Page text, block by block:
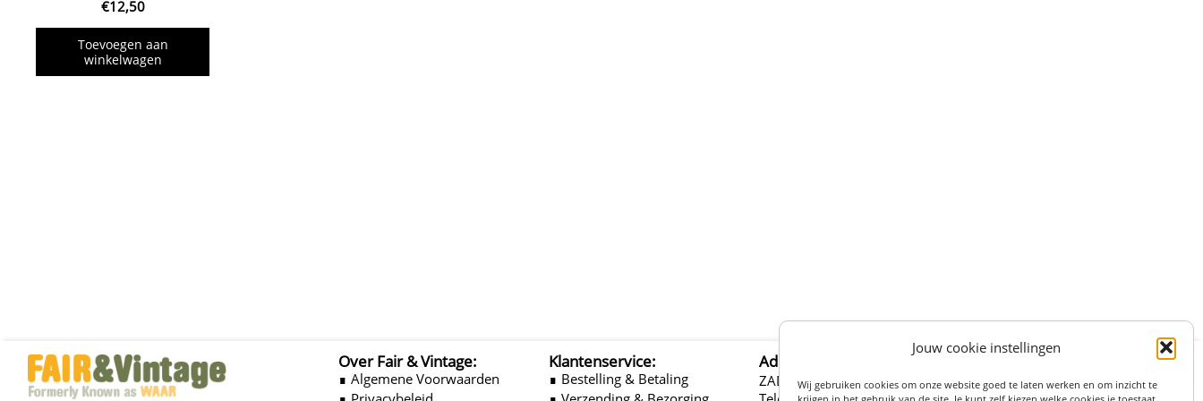
Jouw cookie instellingen
Wij gebruiken cookies om onze website goed te laten werken en om inzicht te
krijgen in het gebruik van de site. Je kunt zelf kiezen welke cookies je toestaat.
€12,50
Toevoegen aan
winkelwagen
Over Fair & Vintage:
∎ Algemene Voorwaarden
Klantenservice:
∎ Bestelling & Betaling
Adres:
ZADELSTRAAT 27, 3511LS UTRECHT (centrum)